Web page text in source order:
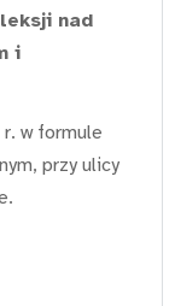
nad
i
w formule
przy ulicy